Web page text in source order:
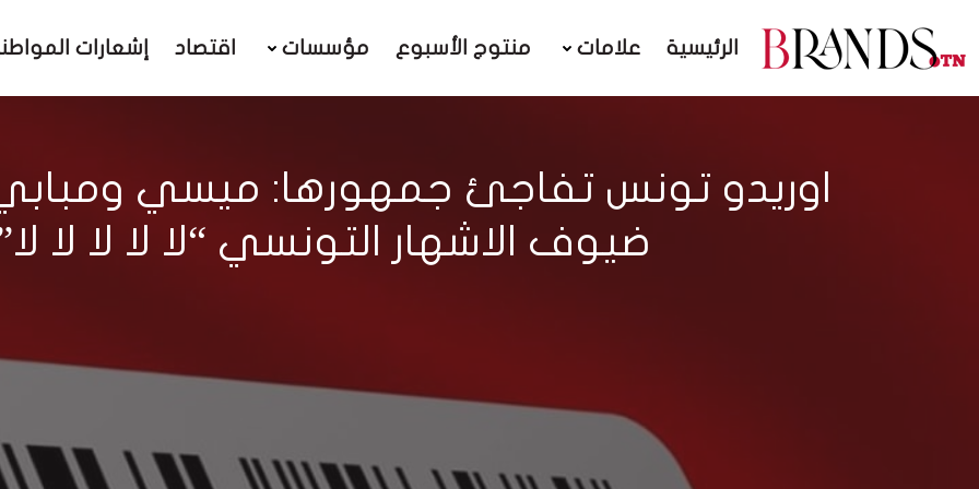
الرئيسية علامات منتوج الأسبوع مؤسسات اقتصاد إشعارات
اوريدو تونس تفاجئ جمهورها: ميسي
ضيوف الاشهار التونسي “لا لا لا لا